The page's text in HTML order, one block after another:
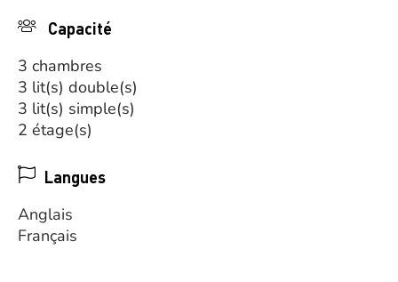
Capacité
3 chambres
3 lit(s) double(s)
3 lit(s) simple(s)
2 étage(s)
Langues
Anglais
Français